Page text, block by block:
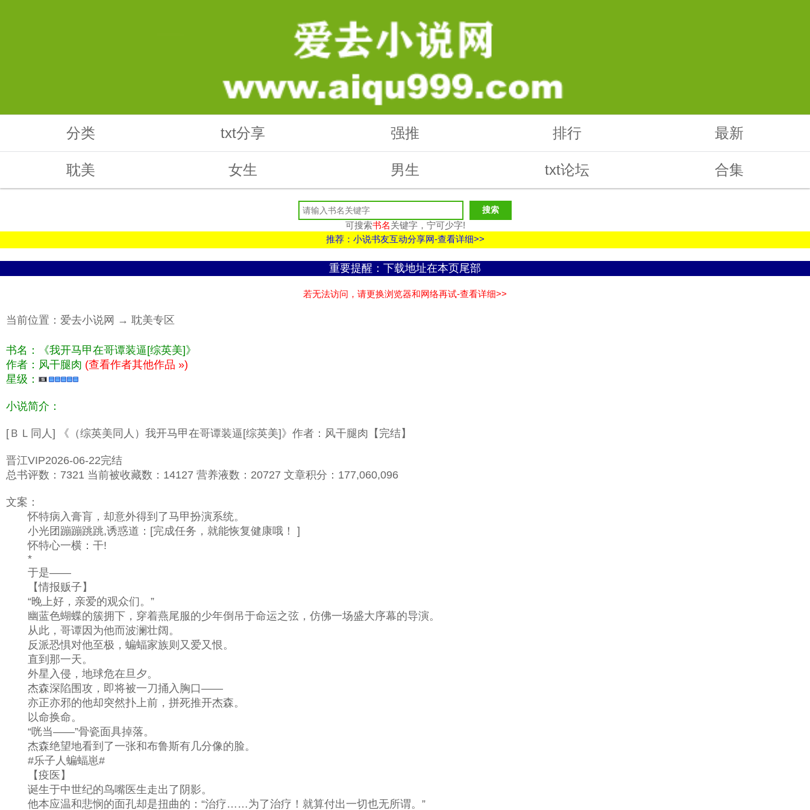
分类 txt分享 强推 排行 最新
耽美 女生 男生 txt论坛 合集
可搜索书名关键字，宁可少字!
推荐：小说书友互动分享网-查看详细>>
重要提醒：下载地址在本页尾部
若无法访问，请更换浏览器和网络再试-查看详细>>
当前位置： 爱去小说网 → 耽美专区
书名：《我开马甲在哥谭装逼[综英美]》
作者：风干腿肉 (查看作者其他作品 »)
星级：
小说简介：
[ＢＬ同人] 《（综英美同人）我开马甲在哥谭装逼[综英美]》作者：风干腿肉【完结】
晋江VIP2026-06-22完结
总书评数：7321 当前被收藏数：14127 营养液数：20727 文章积分：177,060,096
文案：
怀特病入膏肓，却意外得到了马甲扮演系统。
小光团蹦蹦跳跳,诱惑道：[完成任务，就能恢复健康哦！ ]
怀特心一横：干!
*
于是——
【情报贩子】
“晚上好，亲爱的观众们。”
幽蓝色蝴蝶的簇拥下，穿着燕尾服的少年倒吊于命运之弦，仿佛一场盛大序幕的导演。
从此，哥谭因为他而波澜壮阔。
反派恐惧对他至极，蝙蝠家族则又爱又恨。
直到那一天。
外星入侵，地球危在旦夕。
杰森深陷围攻，即将被一刀捅入胸口——
亦正亦邪的他却突然扑上前，拼死推开杰森。
以命换命。
“咣当——”骨瓷面具掉落。
杰森绝望地看到了一张和布鲁斯有几分像的脸。
#乐子人蝙蝠崽#
【疫医】
诞生于中世纪的鸟嘴医生走出了阴影。
他本应温和悲悯的面孔却是扭曲的：“治疗……为了治疗！就算付出一切也无所谓。”